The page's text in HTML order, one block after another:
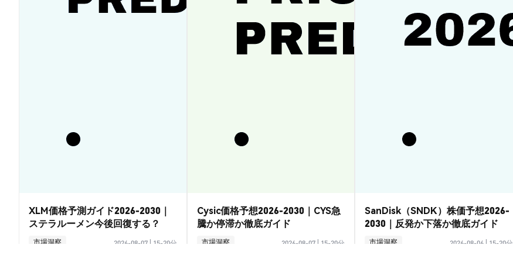
XLM価格予測ガイド2026-2030｜
ステラルーメン今後回復する？
市場洞察 2026-08-07 | 15-20分
Cysic価格予想2026-2030｜CYS急
騰か停滞か徹底ガイド
市場洞察 2026-08-07 | 15-20分
SanDisk（SNDK）株価予想2026-
2030｜反発か下落か徹底ガイド
市場洞察 2026-08-06 | 15-20分